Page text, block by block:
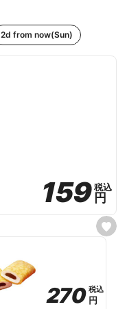
2d from now(Sun)
s
e
159
159税込
税込
円
円
270
270 税込
税込
円
円